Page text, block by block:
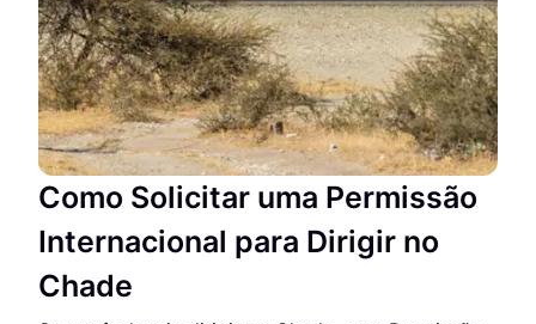
Como Solicitar uma Permissão
Internacional para Dirigir no
Chade